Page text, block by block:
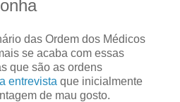
das Ordem dos Médicos
se acaba com essas
que são as ordens
entrevista que inicialmente
de mau gosto.